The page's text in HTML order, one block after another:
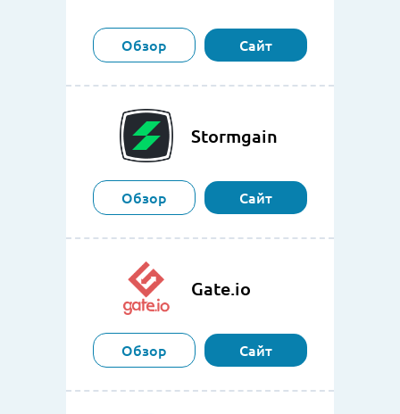
Обзор Сайт
Stormgain
Обзор Сайт
Gate.io
Обзор Сайт